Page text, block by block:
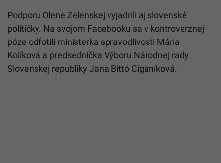
Podporu Olene Zelenskej vyjadrili aj slovenské
političky. Na svojom Facebooku sa v kontroverznej
póze odfotili ministerka spravodlivosti Mária
Kolíková a predsedníčka Výboru Národnej rady
Slovenskej republiky Jana Bittó Cigániková.